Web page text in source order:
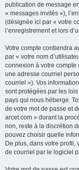
publication de message
« messages invités »),
(désignée ici par « votre
l’enregistrement et lors
Votre compte contiendra
par « votre nom
connexion à votre compte
une adresse courriel
courriel »). Vos
sont protégées par les
pays qui nous héberge.
de votre mot de passe et
arcet.com » durant la
non, reste à la discrétion
pouvez choisir quelle
De plus, dans votre profil,
de courriel par le logiciel